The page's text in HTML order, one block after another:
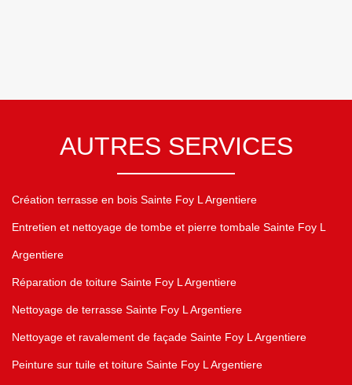
AUTRES SERVICES
Création terrasse en bois Sainte Foy L Argentiere
Entretien et nettoyage de tombe et pierre tombale Sainte Foy L
Argentiere
Réparation de toiture Sainte Foy L Argentiere
Nettoyage de terrasse Sainte Foy L Argentiere
Nettoyage et ravalement de façade Sainte Foy L Argentiere
Peinture sur tuile et toiture Sainte Foy L Argentiere